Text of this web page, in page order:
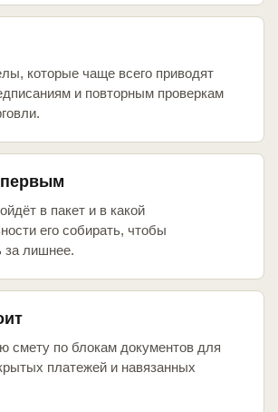
которые чаще всего приводят
и повторным проверкам
первым
в пакет и в какой
его собирать, чтобы
за лишнее.
смету по блокам документов для
платежей и навязанных